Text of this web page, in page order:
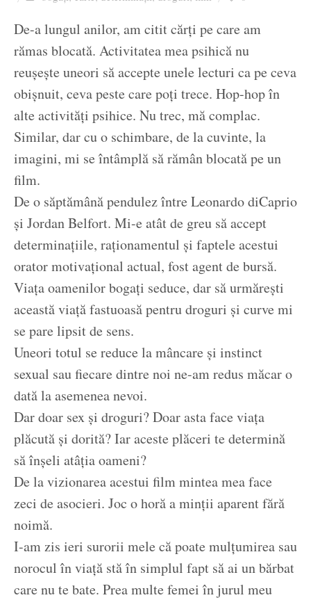
De-a lungul anilor, am citit cărți pe care am
rămas blocată. Activitatea mea psihică nu
reușește uneori să accepte unele lecturi ca pe ceva
obișnuit, ceva peste care poți trece. Hop-hop în
alte activități psihice. Nu trec, mă complac.
Similar, dar cu o schimbare, de la cuvinte, la
imagini, mi se întâmplă să rămân blocată pe un
film.
De o săptămână pendulez între Leonardo diCaprio
și Jordan Belfort. Mi-e atât de greu să accept
determinațiile, raționamentul și faptele acestui
orator motivațional actual, fost agent de bursă.
Viața oamenilor bogați seduce, dar să urmărești
această viață fastuoasă pentru droguri și curve mi
se pare lipsit de sens.
Uneori totul se reduce la mâncare și instinct
sexual sau fiecare dintre noi ne-am redus măcar o
dată la asemenea nevoi.
Dar doar sex și droguri? Doar asta face viața
plăcută și dorită? Iar aceste plăceri te determină
să înșeli atâția oameni?
De la vizionarea acestui film mintea mea face
zeci de asocieri. Joc o horă a minții aparent fără
noimă.
I-am zis ieri surorii mele că poate mulțumirea sau
norocul în viață stă în simplul fapt să ai un bărbat
care nu te bate. Prea multe femei în jurul meu